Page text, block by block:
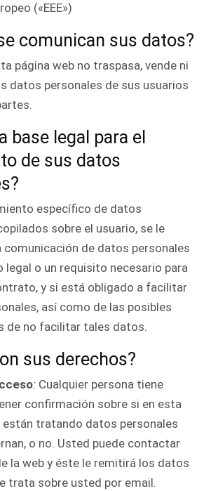
(«EEE»)
comunican sus datos?
página web no traspasa, vende ni
datos personales de sus usuarios
base legal para el
de sus datos
específico de datos
sobre el usuario, se le
comunicación de datos personales
legal o un requisito necesario para
y si está obligado a facilitar
así como de las posibles
de no facilitar tales datos.
sus derechos?
: Cualquier persona tiene
confirmación sobre si en esta
están tratando datos personales
o no. Usted puede contactar
la web y éste le remitirá los datos
trata sobre usted por email.